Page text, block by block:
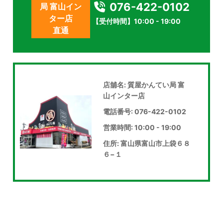
局 富山イン
ター店
直通
076-422-0102
【受付時間】10:00 - 19:00
店舖名: 質屋かんてい局 富
山インター店
電話番号: 076-422-0102
営業時間: 10:00 - 19:00
住所: 富山県富山市上袋６８
６−１